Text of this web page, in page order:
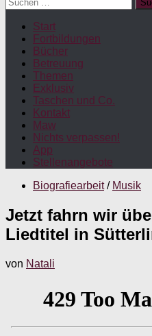
nach:
Start
Fortbildungen
Bücher
Betreuung
Themen
Exklusiv
Taschen und Co.
Kontakt
Maw
Nichts verpassen!
App
Stellenangebote
Biografiearbeit / Musik
Jetzt fahrn wir
Liedtitel in
von Natali